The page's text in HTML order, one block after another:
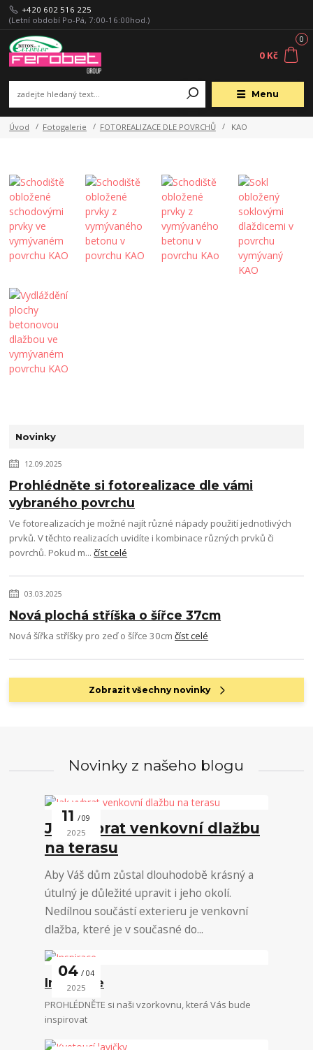
Menu
+420 602 516 225
(Letní období Po-Pá, 7:00-16:00hod.)
0
0 Kč
Úvod Fotogalerie FOTOREALIZACE DLE POVRCHŮ KAO
Novinky
12.09.2025
Prohlédněte si fotorealizace dle vámi
vybraného povrchu
Ve fotorealizacích je možné najít různé nápady použití jednotlivých
prvků. V těchto realizacích uvidíte i kombinace různých prvků či
povrchů. Pokud m...číst celé
03.03.2025
Nová plochá stříška o šířce 37cm
Nová šířka stříšky pro zeď o šířce 30cmčíst celé
Zobrazit všechny novinky
Novinky z našeho blogu
11 09
2025
Jak vybrat venkovní dlažbu
na terasu
Aby Váš dům zůstal dlouhodobě krásný a
útulný je důležité upravit i jeho okolí.
Nedílnou součástí exterieru je venkovní
dlažba, které je v současné do...
04 04
2025
Inspirace
PROHLÉDNĚTE si naši vzorkovnu, která Vás bude
inspirovat